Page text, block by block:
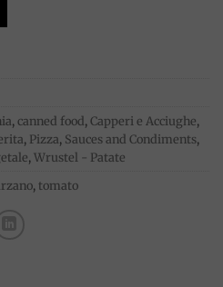
, canned food, Capperi e Acciughe,
, Pizza, Sauces and Condiments,
, Wrustel - Patate
, tomato